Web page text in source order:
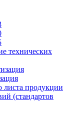
технических
листа продукции
(стандартов